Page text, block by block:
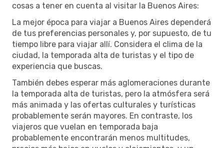
cosas a tener en cuenta al visitar la Buenos Aires:
La mejor época para viajar a Buenos Aires dependerá
de tus preferencias personales y, por supuesto, de tu
tiempo libre para viajar allí. Considera el clima de la
ciudad, la temporada alta de turistas y el tipo de
experiencia que buscas.
También debes esperar más aglomeraciones durante
la temporada alta de turistas, pero la atmósfera será
más animada y las ofertas culturales y turísticas
probablemente serán mayores. En contraste, los
viajeros que vuelan en temporada baja
probablemente encontrarán menos multitudes,